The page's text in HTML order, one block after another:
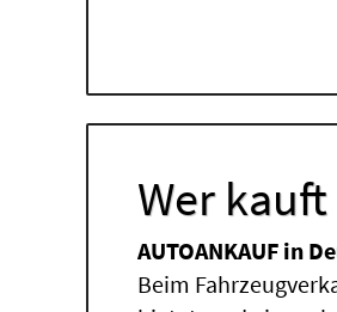
Wer
AUTOANKAUF in
Beim